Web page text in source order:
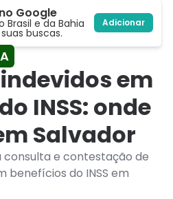
Google
Brasil e da Bahia
buscas.
Adicionar
em
INSS: onde
Salvador
consulta e contestação de
benefícios do INSS em